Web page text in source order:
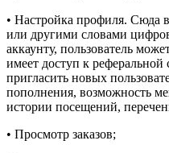
• Настройка профиля. Сюда
или другими словами
аккаунту, пользователь
имеет доступ к реферальной
пригласить новых
пополнения, возможность
истории посещений,
• Просмотр заказов;